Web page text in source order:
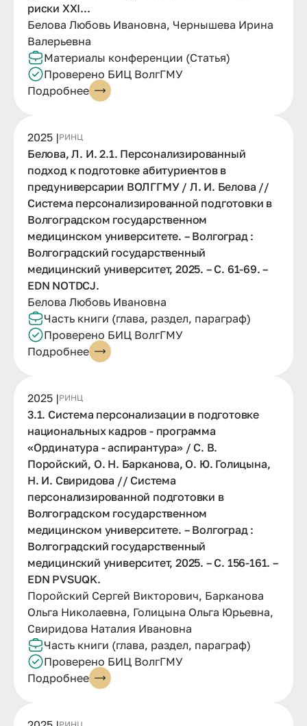
риски XXI...
Белова Любовь Ивановна, Чернышева Ирина
Валерьевна
Материалы конференции (Статья)
Проверено БИЦ ВолгГМУ
Подробнее
2025 |РИНЦ
Белова, Л. И. 2.1. Персонализированный
подход к подготовке абитуриентов в
предуниверсарии ВОЛГГМУ / Л. И. Белова //
Система персонализированной подготовки в
Волгоградском государственном
медицинском университете. – Волгоград :
Волгоградский государственный
медицинский университет, 2025. – С. 61-69. –
EDN NOTDCJ.
Белова Любовь Ивановна
Часть книги (глава, раздел, параграф)
Проверено БИЦ ВолгГМУ
Подробнее
2025 |РИНЦ
3.1. Система персонализации в подготовке
национальных кадров - программа
«Ординатура - аспирантура» / С. В.
Поройский, О. Н. Барканова, О. Ю. Голицына,
Н. И. Свиридова // Система
персонализированной подготовки в
Волгоградском государственном
медицинском университете. – Волгоград :
Волгоградский государственный
медицинский университет, 2025. – С. 156-161. –
EDN PVSUQK.
Поройский Сергей Викторович, Барканова
Ольга Николаевна, Голицына Ольга Юрьевна,
Свиридова Наталия Ивановна
Часть книги (глава, раздел, параграф)
Проверено БИЦ ВолгГМУ
Подробнее